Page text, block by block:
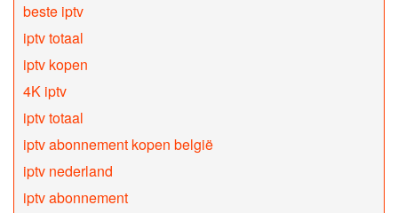
beste iptv
iptv totaal
iptv kopen
4K iptv
iptv totaal
iptv abonnement kopen belgië
iptv nederland
iptv abonnement